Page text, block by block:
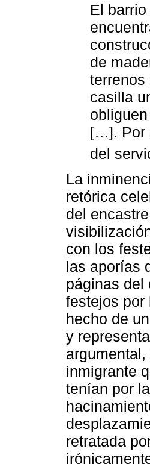
El
de
terrenos
casilla
[…]. Por
del
La
retórica
del
con los
las aporías
páginas del
festejos por
hecho de
y
inmigrante
tenían por
retratada